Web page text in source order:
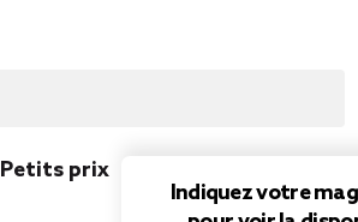
Indiquez votre
Petits prix